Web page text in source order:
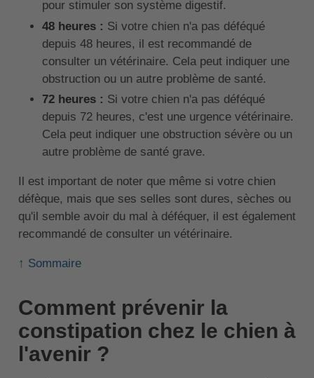
pour stimuler son système digestif.
48 heures : Si votre chien n'a pas déféqué
depuis 48 heures, il est recommandé de
consulter un vétérinaire. Cela peut indiquer une
obstruction ou un autre problème de santé.
72 heures : Si votre chien n'a pas déféqué
depuis 72 heures, c'est une urgence vétérinaire.
Cela peut indiquer une obstruction sévère ou un
autre problème de santé grave.
Il est important de noter que même si votre chien
défèque, mais que ses selles sont dures, sèches ou
qu'il semble avoir du mal à déféquer, il est également
recommandé de consulter un vétérinaire.
↑ Sommaire
Comment prévenir la
constipation chez le chien à
l'avenir ?